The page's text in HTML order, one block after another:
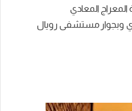
وبجوار مستشفى رويال